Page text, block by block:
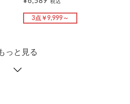
税込
3点￥9,999～
っと見る